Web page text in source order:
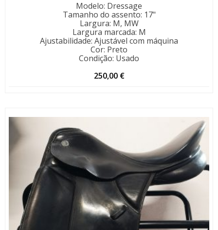
Modelo: Dressage
Tamanho do assento: 17"
Largura: M, MW
Largura marcada: M
Ajustabilidade: Ajustável com máquina
Cor: Preto
Condição: Usado
250,00 €